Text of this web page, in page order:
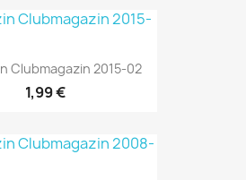
Clubmagazin 2015-02
1,99 €